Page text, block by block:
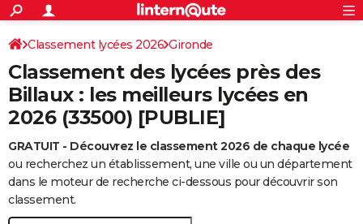
ACTUALITÉS
Politique
Société
Faits Divers
Education
Monde
Villes
+
SPORT
Coupe du monde 2026
Football
Tennis
Cyclisme
Rugby
Forum
CULTURE
Programme TV
TNT
Streaming
Cinéma
Sorties cinéma
Musique
+
FINANCE
Retraite
Impôts
Epargne
Immobilier
Risques naturels par ville
Banque
Assurance
Crédit
AUTO
Essais
Réserver un essai
Citadines
Berlines
SUV
Forum auto
+
HIGH-TECH
BRICOLAGE
S'inscrire
Connexion
Classement lycées 2026 Gironde
Classement des lycées près des
Billaux : les meilleurs lycées en
2026 (33500) [PUBLIE]
GRATUIT - Découvrez le classement 2026 de chaque lycée
ou recherchez un établissement, une ville ou un département
dans le moteur de recherche ci-dessous pour découvrir son
classement.